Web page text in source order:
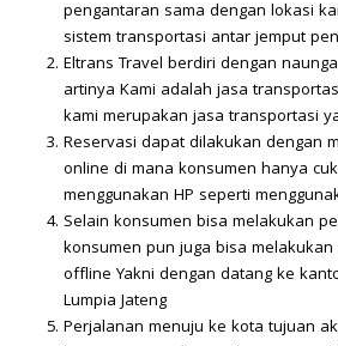
pengantaran sama dengan lokasi
sistem transportasi antar jemput
Eltrans Travel berdiri dengan
artinya Kami adalah jasa
kami merupakan jasa transportasi
Reservasi dapat dilakukan dengan
online di mana konsumen hanya
menggunakan HP seperti
Selain konsumen bisa melakukan
konsumen pun juga bisa
offline Yakni dengan datang ke
Lumpia Jateng
Perjalanan menuju ke kota tujuan